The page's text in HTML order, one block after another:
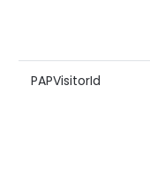
PAPVisitorId